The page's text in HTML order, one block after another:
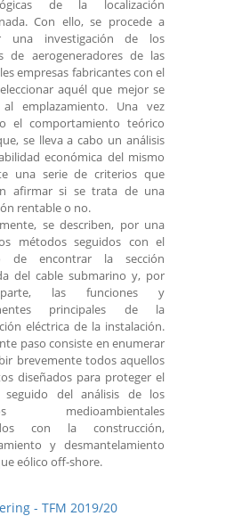
de la localización
Con ello, se procede a
una investigación de los
de aerogeneradores de las
empresas fabricantes con el
aquél que mejor se
al emplazamiento. Una vez
el comportamiento teórico
se lleva a cabo un análisis
económica del mismo
una serie de criterios que
afirmar si se trata de una
rentable o no.
se describen, por una
métodos seguidos con el
de encontrar la sección
del cable submarino y, por
las funciones y
principales de la
eléctrica de la instalación.
paso consiste en enumerar
brevemente todos aquellos
diseñados para proteger el
seguido del análisis de los
medioambientales
con la construcción,
y desmantelamiento
eólico off-shore.
- TFM 2019/20